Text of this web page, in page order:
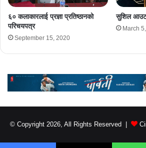
६० कलाकारलाई प्रज्ञा प्रतिष्ठानको
परिचयपत्र
September 15, 2020
सुशिल
March
© Copyright 2026, All Rights Reserved |